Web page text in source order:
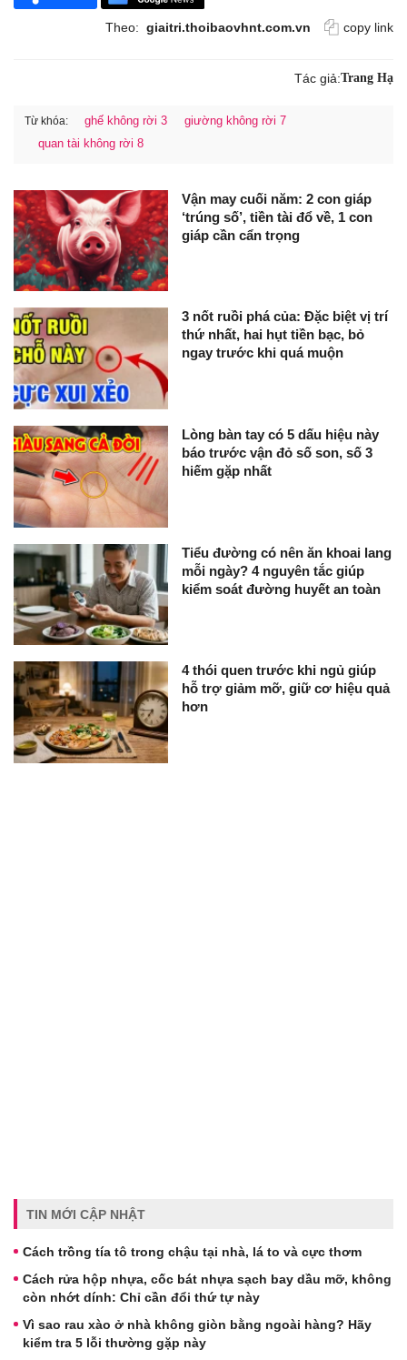
Theo: giaitri.thoibaovhnt.com.vn copy link
Tác giả:Trang Hạ
Từ khóa: ghế không rời 3
giường không rời 7
quan tài không rời 8
Vận may cuối năm: 2 con giáp
‘trúng số’, tiền tài đổ về, 1 con
giáp cần cẩn trọng
3 nốt ruồi phá của: Đặc biệt vị trí
thứ nhất, hai hụt tiền bạc, bỏ
ngay trước khi quá muộn
Lòng bàn tay có 5 dấu hiệu này
báo trước vận đỏ số son, số 3
hiếm gặp nhất
Tiểu đường có nên ăn khoai lang
mỗi ngày? 4 nguyên tắc giúp
kiểm soát đường huyết an toàn
4 thói quen trước khi ngủ giúp
hỗ trợ giảm mỡ, giữ cơ hiệu quả
hơn
TIN MỚI CẬP NHẬT
Cách trồng tía tô trong chậu tại nhà, lá to và cực thơm
Cách rửa hộp nhựa, cốc bát nhựa sạch bay dầu mỡ, không
còn nhớt dính: Chỉ cần đổi thứ tự này
Vì sao rau xào ở nhà không giòn bằng ngoài hàng? Hãy
kiểm tra 5 lỗi thường gặp này